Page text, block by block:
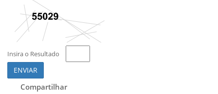
Insira o Resultado
ENVIAR
Compartilhar